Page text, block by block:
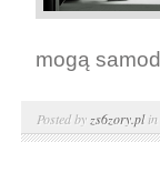
mogą
Posted by zs6zory.plin